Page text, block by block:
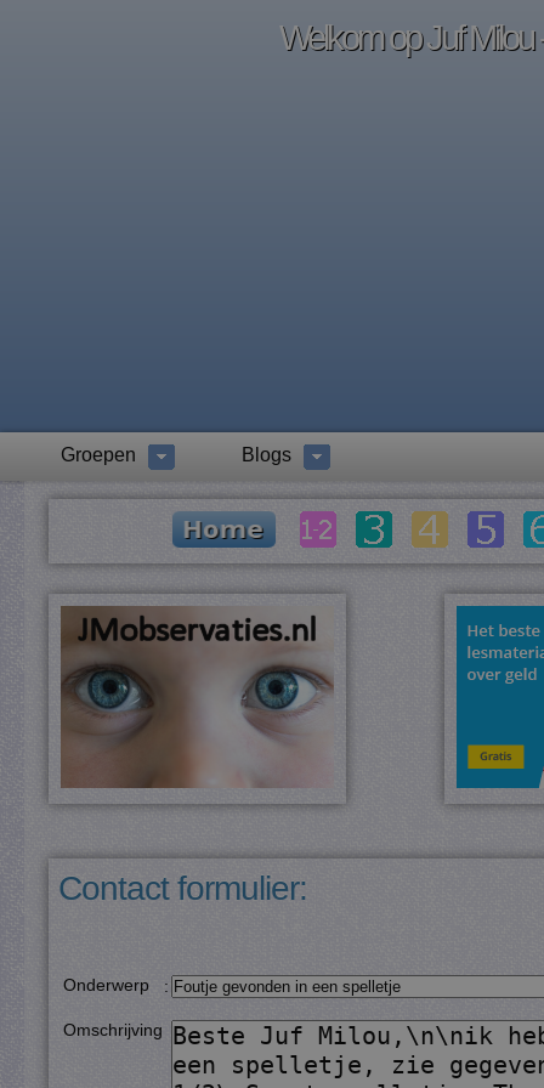
Welkom op Juf Milou
Groepen Blogs
Contact formulier:
Onderwerp :
Omschrijving